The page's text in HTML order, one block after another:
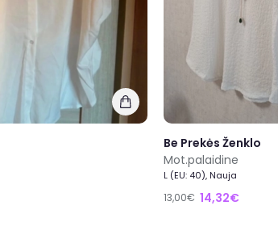
Be Prekės Ženklo
Mot.palaidine
L (EU: 40), Nauja
13,00€ 14,32€